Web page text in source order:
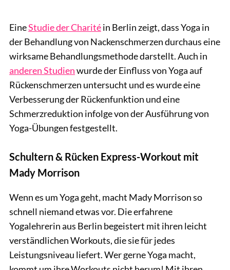
EineStudie der Charitéin Berlin zeigt, dass Yoga in
der Behandlung von Nackenschmerzen durchaus eine
wirksame Behandlungsmethode darstellt. Auch in
anderen Studienwurde der Einfluss von Yoga auf
Rückenschmerzen untersucht und es wurde eine
Verbesserung der Rückenfunktion und eine
Schmerzreduktion infolge von der Ausführung von
Yoga-Übungen festgestellt.
Schultern & Rücken Express-Workout mit
Mady Morrison
Wenn es um Yoga geht, macht Mady Morrison so
schnell niemand etwas vor. Die erfahrene
Yogalehrerin aus Berlin begeistert mit ihren leicht
verständlichen Workouts, die sie für jedes
Leistungsniveau liefert. Wer gerne Yoga macht,